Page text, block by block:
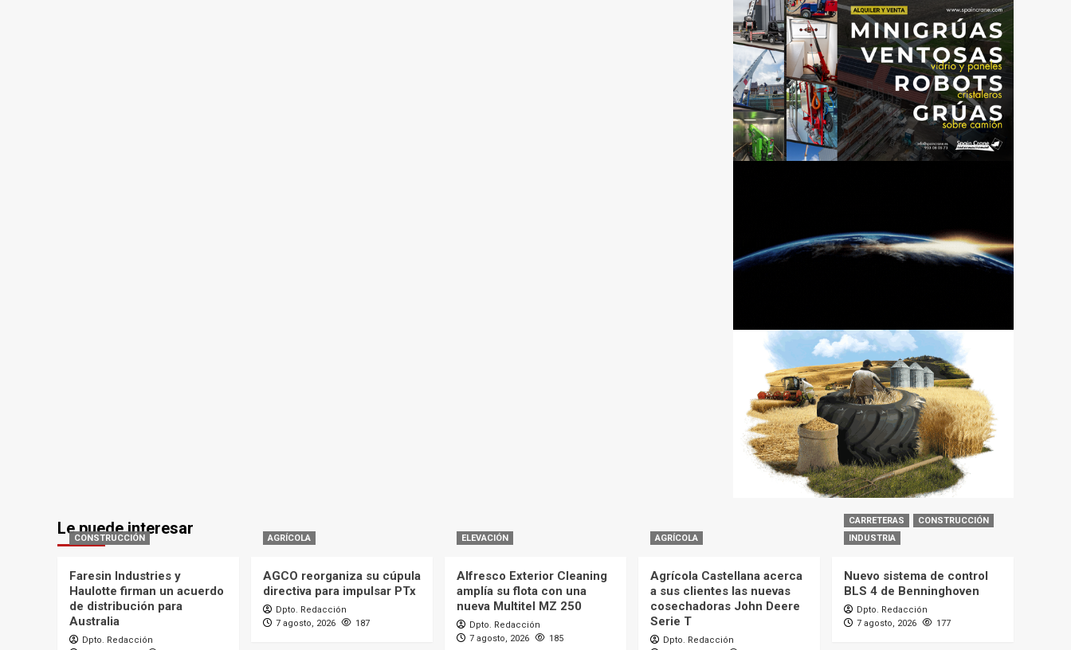
Le puede interesar
CONSTRUCCIÓN
Faresin Industries y
Haulotte firman un acuerdo
de distribución para
Australia
Dpto. Redacción
AGRÍCOLA
AGCO reorganiza su cúpula
directiva para impulsar PTx
Dpto. Redacción
7 agosto, 2026
187
ELEVACIÓN
Alfresco Exterior Cleaning
amplía su flota con una
nueva Multitel MZ 250
Dpto. Redacción
7 agosto, 2026
185
AGRÍCOLA
Agrícola Castellana acerca
a sus clientes las nuevas
cosechadoras John Deere
Serie T
Dpto. Redacción
CARRETERAS
CONSTRUCCIÓN
INDUSTRIA
Nuevo sistema de control
BLS 4 de Benninghoven
Dpto. Redacción
7 agosto, 2026
177